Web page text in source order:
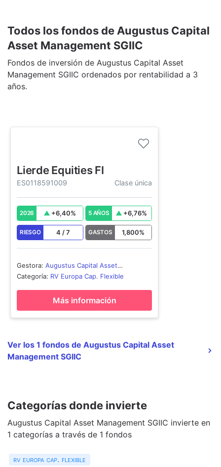
Todos los fondos de Augustus Capital
Asset Management SGIIC
Fondos de inversión de Augustus Capital Asset
Management SGIIC ordenados por rentabilidad a 3
años.
Lierde Equities FI
ES0118591009 Clase única
2026 +6,40% 5 AÑOS +6,76%
RIESGO 4 /7 GASTOS 1,800%
Gestora: Augustus Capital Asset
Management SGIIC
Categoría: RV Europa Cap. Flexible
Más información
Ver los 1 fondos de Augustus Capital Asset
Management SGIIC
Categorías donde invierte
Augustus Capital Asset Management SGIIC invierte en
1 categorías a través de 1 fondos
rv europa cap. flexible